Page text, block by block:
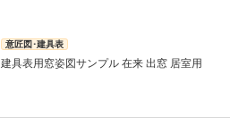
意匠図･建具表
建具表用窓姿図サンプル 在来 出窓 居室用